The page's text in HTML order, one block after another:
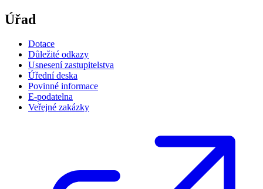
Úřad
Dotace
Důležité odkazy
Usnesení zastupitelstva
Úřední deska
Povinné informace
E-podatelna
Veřejné zakázky